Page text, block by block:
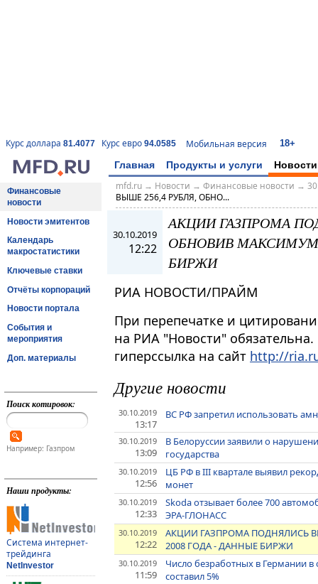
Курс доллара 81.4077 Курс евро 94.0585 Мобильная версия 18+
Главная Продукты и услуги Новости
Финансовые
новости
Новости эмитентов
Календарь
макростатистики
Ключевые ставки
Отчёты корпораций
Новости портала
События и
мероприятия
Доп. материалы
Поиск котировок:
Например: Газпром
Наши продукты:
Система интернет-
трейдинга
NetInvestor
mfd.ru→ Новости → Финансовые новости →
ВЫШЕ 256,4 РУБЛЯ, ОБНО...
30.10.2019
12:22
АКЦИИ ГАЗПРОМА
ОБНОВИВ МАКСИМУМ
БИРЖИ
РИА НОВОСТИ/ПРАЙМ
При перепечатке и
на РИА "Новости"
гиперссылка на сайт http://
Другие новости
30.10.2019
13:17
ВС РФ запретил использовать
30.10.2019
13:09
В Белоруссии заявили о
государства
30.10.2019
12:56
ЦБ РФ в III квартале выявил
монет
30.10.2019
12:33
Skoda отзывает более 700
ЭРА-ГЛОНАСС
30.10.2019
12:22
АКЦИИ ГАЗПРОМА ПОДНЯЛИСЬ
2008 ГОДА - ДАННЫЕ БИРЖИ
30.10.2019
11:59
Число безработных в Германии
составил 5%